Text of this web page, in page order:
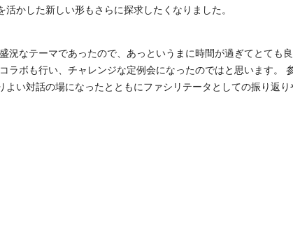
かした新しい形もさらに探求したくなりました。
況なテーマであったので、あっというまに時間が過ぎてとても
ラボも行い、チャレンジな定例会になったのではと思います。
い対話の場になったとともにファシリテータとしての振り返り